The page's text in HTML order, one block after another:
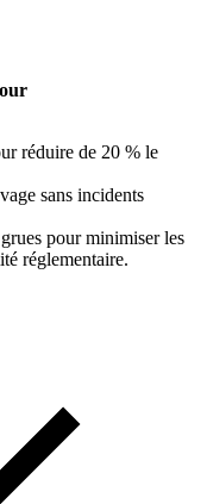
réduire de 20 % le
sans incidents
pour minimiser les
réglementaire.